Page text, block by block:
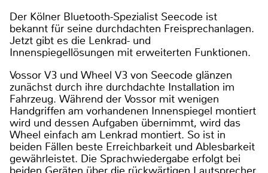
Der Kölner Bluetooth-Spezialist Seecode ist
bekannt für seine durchdachten Freisprechanlagen.
Jetzt gibt es die Lenkrad- und
Innenspiegellösungen mit erweiterten Funktionen.
Vossor V3 und Wheel V3 von Seecode glänzen
zunächst durch ihre durchdachte Installation im
Fahrzeug. Während der Vossor mit wenigen
Handgriffen am vorhandenen Innenspiegel montiert
wird und dessen Aufgaben übernimmt, wird das
Wheel einfach am Lenkrad montiert. So ist in
beiden Fällen beste Erreichbarkeit und Ablesbarkeit
gewährleistet. Die Sprachwiedergabe erfolgt bei